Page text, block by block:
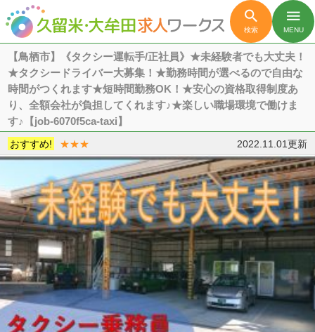

検索
menu
MENU
【鳥栖市】《タクシー運転手/正社員》★未経験者でも大丈夫！
★タクシードライバー大募集！★勤務時間が選べるので自由な
時間がつくれます★短時間勤務OK！★安心の資格取得制度あ
り、全額会社が負担してくれます♪★楽しい職場環境で働けま
す♪【job-6070f5ca-taxi】
おすすめ! ★★★ 2022.11.01更新